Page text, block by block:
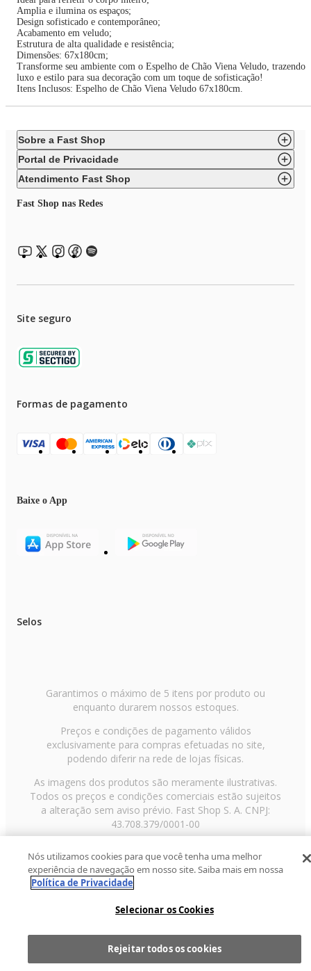
Amplia e ilumina os espaços;
Design sofisticado e contemporâneo;
Acabamento em veludo;
Estrutura de alta qualidade e resistência;
Dimensões: 67x180cm;
Transforme seu ambiente com o Espelho de Chão Viena Veludo, trazendo
luxo e estilo para sua decoração com um toque de sofisticação!
Itens Inclusos: Espelho de Chão Viena Veludo 67x180cm.
Sobre a Fast Shop
Portal de Privacidade
Atendimento Fast Shop
Fast Shop nas Redes
Site seguro
Formas de pagamento
Baixe o App
Selos
Garantimos o máximo de 5 itens por produto ou
enquanto durarem nossos estoques.
Preços e condições de pagamento válidos
exclusivamente para compras efetuadas no site,
podendo diferir na rede de lojas físicas.
As imagens dos produtos são meramente ilustrativas.
Todos os preços e condições comerciais estão sujeitos
a alteração sem aviso prévio. Fast Shop S. A. CNPJ:
43.708.379/0001-00
Paulo/SP, CEP 02029-001, Telefone: 11 3003-3728 ©
2013 Fast Shop - Todos os direitos reservadosRF
Nós utilizamos cookies para que você tenha uma melhor
experiência de navegação em nosso site. Saiba mais em nossa
Política de Privacidade
Selecionar os Cookies
Rejeitar todos os cookies